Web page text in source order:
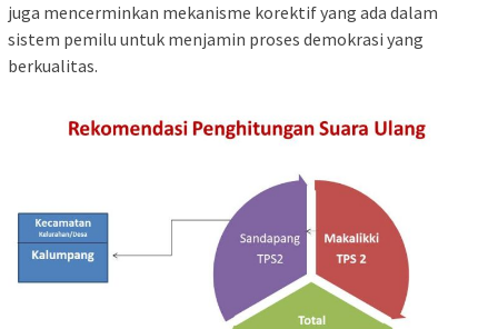
juga mencerminkan mekanisme korektif yang ada dalam
sistem pemilu untuk menjamin proses demokrasi yang
berkualitas.